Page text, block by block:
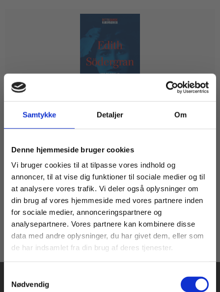
Samtykke Detaljer Om
Denne hjemmeside bruger cookies
Vi bruger cookies til at tilpasse vores indhold og
annoncer, til at vise dig funktioner til sociale medier og til
at analysere vores trafik. Vi deler også oplysninger om
din brug af vores hjemmeside med vores partnere inden
for sociale medier, annonceringspartnere og
analysepartnere. Vores partnere kan kombinere disse
data med andre oplysninger, du har givet dem, eller som
de har indsamlet fra din brug af deres tjenester.
Nødvendig
Flergangsbog
Edith Södergran
139,00 KR.
Køb læremidler og find masterclasses mm.
Fortsæt som:
For privatkunder og
studerende. Du får
vist priser inkl.
For institutioner og
virksomheder. Du
får vist priser ekskl.